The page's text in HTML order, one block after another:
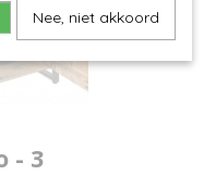
- 3
Nee, niet akkoord